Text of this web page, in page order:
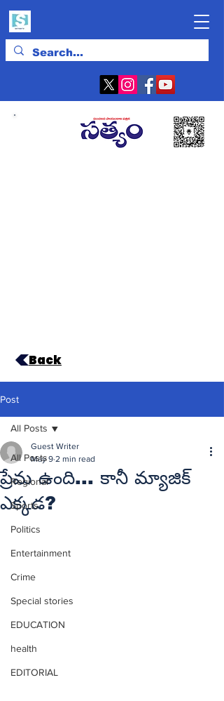
Back
Post
All Posts
Regional
Sports
Politics
Entertainment
Crime
Special stories
EDUCATION
health
EDITORIAL
All Posts
ప్రేమ ఉంది... కానీ మ్యాజిక్
ఎక్కడ?
Guest Writer
May 9 2 min read